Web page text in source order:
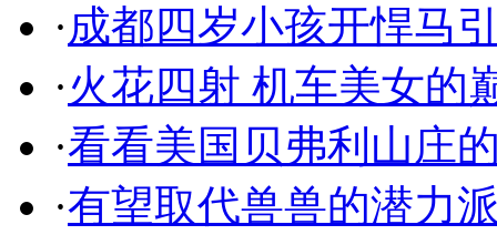
·成都四岁小孩开悍马
·火花四射 机车美女的
·看看美国贝弗利山庄
·有望取代兽兽的潜力